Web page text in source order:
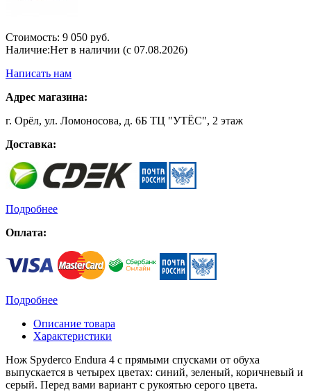
Стоимость: 9 050 руб.
Наличие:Нет в наличии (с 07.08.2026)
Написать нам
Адрес магазина:
г. Орёл, ул. Ломоносова, д. 6Б ТЦ "УТЁС", 2 этаж
Доставка:
Подробнее
Оплата:
Подробнее
Описание товара
Характеристики
Нож Spyderco Endura 4 с прямыми спусками от обуха
выпускается в четырех цветах: синий, зеленый, коричневый и
серый. Перед вами вариант с рукоятью серого цвета.